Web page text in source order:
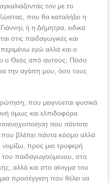
τον με το
που θα καταλήξει η
ή η Δήμητρα, ειδικά
στις παιδαγωγικές και
εγώ αλλά και ο
ο Θεός από αυτούς; Πόσο
την αγάπη μου, όσο τους
που μειγνύεται φυσικά
όμως και ελπιδοφόρα
που πάντοτε
που βλέπει πάντα κόσμο αλλά
νομίζω, προς μια τρυφερή
του παιδαγωγούμενου, στο
αλλά και στο αίνιγμα του
προσέγγιση που θέλει να